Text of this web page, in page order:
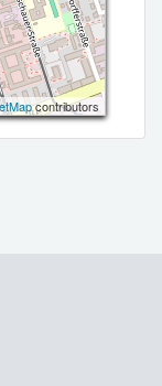
contributors